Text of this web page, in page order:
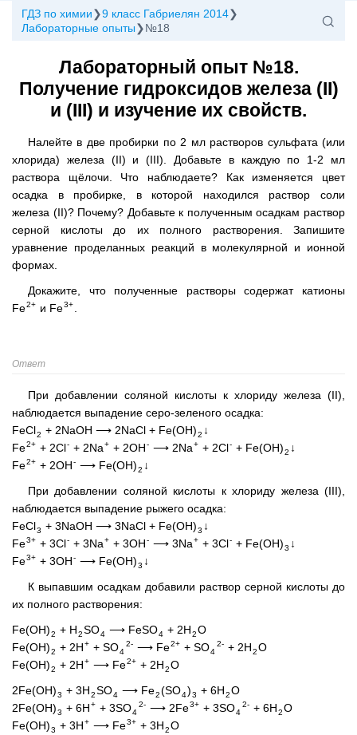
ГДЗ по химии
9 класс Габриелян 2014
Лабораторные опыты
№18
Лабораторный опыт №18.
Получение гидроксидов железа (II)
и (III) и изучение их свойств.
Налейте в две пробирки по 2 мл растворов сульфата (или
хлорида) железа (II) и (III). Добавьте в каждую по 1-2 мл
раствора щёлочи. Что наблюдаете? Как изменяется цвет
осадка в пробирке, в которой находился раствор соли
железа (II)? Почему? Добавьте к полученным осадкам раствор
серной кислоты до их полного растворения. Запишите
уравнение проделанных реакций в молекулярной и ионной
формах.
Докажите, что полученные растворы содержат катионы
Fe2+ и Fe3+
Ответ
При добавлении соляной кислоты к хлориду железа (II),
наблюдается выпадение серо-зеленого осадка:
FeCl2 + 2NaOH ⟶ 2NaCl + Fe(OH)2 ↓
Fe2+ + 2Cl- + 2Na+ + 2OH- ⟶ 2Na+ + 2Cl- + Fe(OH)2 ↓
Fe2+ + 2OH- ⟶ Fe(OH)2 ↓
При добавлении соляной кислоты к хлориду железа (III),
наблюдается выпадение рыжего осадка:
FeCl3 + 3NaOH ⟶ 3NaCl + Fe(OH)3 ↓
Fe3+ + 3Cl- + 3Na+ + 3OH- ⟶ 3Na+ + 3Cl- + Fe(OH)3 ↓
Fe3+ + 3OH- ⟶ Fe(OH)3 ↓
К выпавшим осадкам добавили раствор серной кислоты до
их полного растворения:
Fe(OH)2 + H2SO4 ⟶ FeSO4 + 2H2O
Fe(OH)2 + 2H+ + SO4
2- ⟶ Fe2+ + SO4
2- + 2H2O
Fe(OH)2 + 2H+ ⟶ Fe2+ + 2H2O
2Fe(OH)3 + 3H2SO4 ⟶ Fe2(SO4)3 + 6H2O
2Fe(OH)3 + 6H+ + 3SO4
2- ⟶ 2Fe3+ + 3SO4
2- + 6H2O
Fe(OH)3 + 3H+ ⟶ Fe3+ + 3H2O